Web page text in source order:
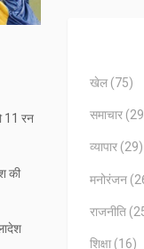
11 रन
की
खेल (75)
समाचार
व्यापार (29)
मनोरंजन
राजनीति
शिक्षा (16)